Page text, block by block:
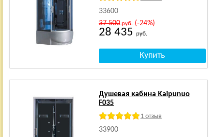
33600
37 500руб.(-24%)
28 435 руб.
Душевая кабина Kaipunuo
F035
1 отзыв
33900